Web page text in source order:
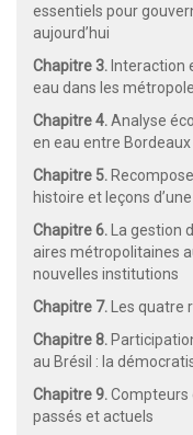
essentiels pour
aujourd’hui
Chapitre 3. Interaction
eau dans les
Chapitre 4.Analyse
en eau entre Bordeaux
Chapitre 5.
histoire et leçons
Chapitre 6. La gestion
aires métropolitaines
nouvelles institutions
Chapitre 7. Les quatre
Chapitre 8.
au Brésil : la
Chapitre 9.Compteurs
passés et actuels